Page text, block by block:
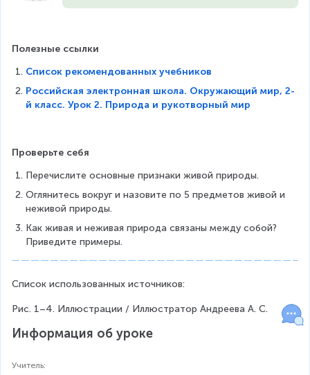
Полезные ссылки
Список рекомендованных учебников
Российская электронная школа. Окружающий мир, 2-
й класс. Урок 2. Природа и рукотворный мир
Проверьте себя
Перечислите основные признаки живой природы.
Оглянитесь вокруг и назовите по 5 предметов живой и
неживой природы.
Как живая и неживая природа связаны между собой?
Приведите примеры.
Список использованных источников:
Рис. 1–4. Иллюстрации / Иллюстратор Андреева А. С.
Информация об уроке
Учитель: